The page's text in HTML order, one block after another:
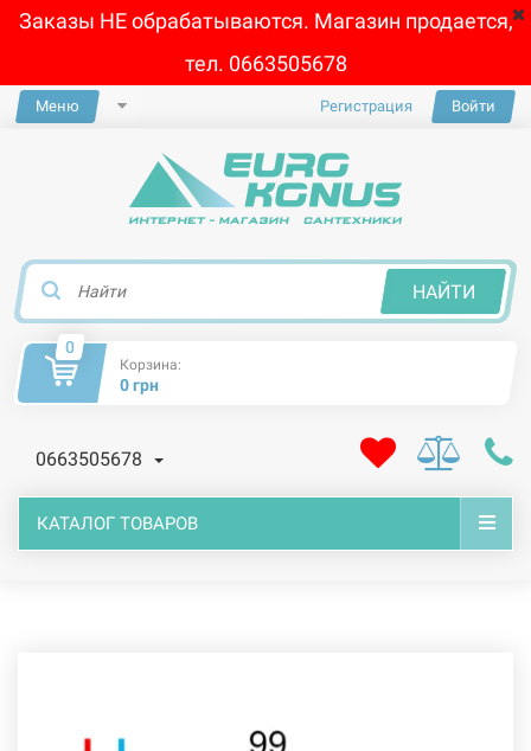
Заказы НЕ обрабатываются. Магазин продается,
тел. 0663505678
Меню Регистрация Войти
НАЙТИ
0
Корзина:
0 грн
0663505678
КАТАЛОГ ТОВАРОВ